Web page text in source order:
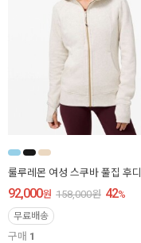
룰루레몬 여성 스쿠바 풀집 후디
92,000원 158,000원 42%
무료배송
구매 1